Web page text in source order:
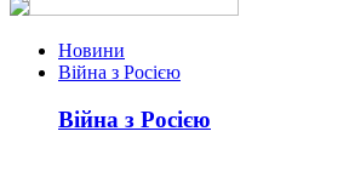
Новини
Війна з Росією
Війна з Росією